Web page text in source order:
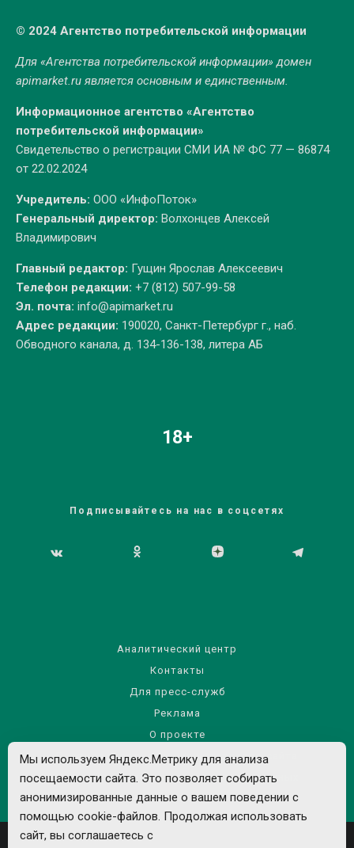
© 2024 Агентство потребительской информации
Для «Агентства потребительской информации» домен
apimarket.ruявляется основным и единственным.
Информационное агентство «Агентство
потребительской информации»
Свидетельство о регистрации СМИ ИА № ФС 77 — 86874
от 22.02.2024
Учредитель: ООО «ИнфоПоток»
Генеральный директор: Волхонцев Алексей
Владимирович
Главный редактор: Гущин Ярослав Алексеевич
Телефон редакции: +7 (812) 507-99-58
Эл. почта: info@apimarket.ru
Адрес редакции: 190020, Санкт-Петербург г., наб.
Обводного канала, д. 134-136-138, литера АБ
18+
Подписывайтесь на нас в соцсетях
Аналитический центр
Контакты
Для пресс-служб
Реклама
О проекте
Правила использования материалов сайта
Политика обработки персональных данных
Мы используем Яндекс.Метрику для анализа
посещаемости сайта. Это позволяет собирать
анонимизированные данные о вашем поведении с
помощью cookie-файлов. Продолжая использовать
сайт, вы соглашаетесь с